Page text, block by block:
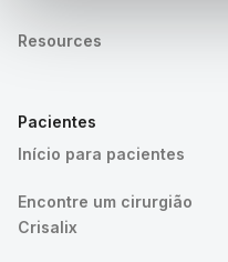
Resources
Pacientes
Início para pacientes
Encontre um cirurgião
Crisalix